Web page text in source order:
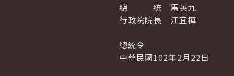
總 統 馬英九
行政院院長 江宜樺
總統令
中華民國102年2月22日